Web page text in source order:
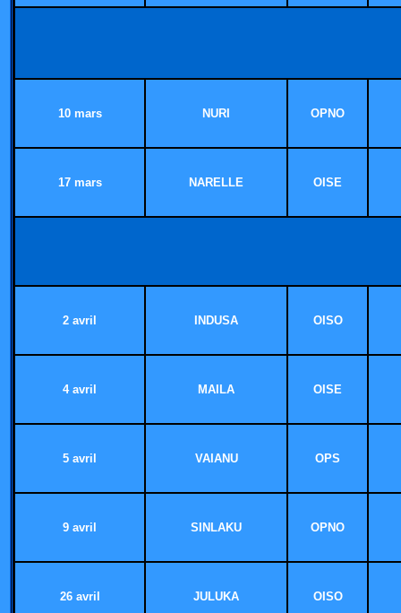
10 mars NURI OPNO
17 mars NARELLE OISE
2 avril INDUSA OISO
4 avril MAILA OISE
5 avril VAIANU OPS
9 avril SINLAKU OPNO
26 avril JULUKA OISO